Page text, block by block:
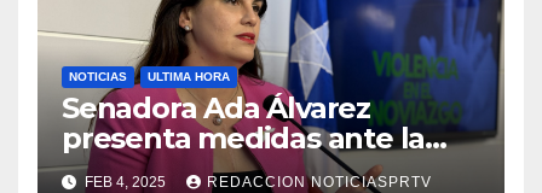
NOTICIAS ULTIMA HORA
Senadora Ada Álvarez
presenta medidas ante la
violencia en el noviazgo
FEB 4, 2025 REDACCION NOTICIASPRTV